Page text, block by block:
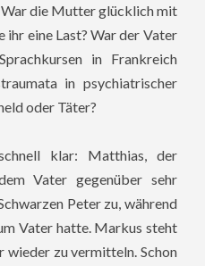
War die Mutter glücklich mit
ihr eine Last? War der Vater
in Frankreich
in psychiatrischer
oder Täter?
klar: Matthias, der
Vater gegenüber sehr
Peter zu, während
Vater hatte. Markus steht
wieder zu vermitteln. Schon